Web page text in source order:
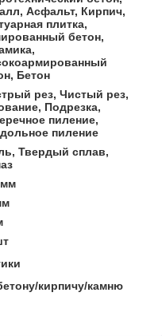
Асфальт, Кирпич,
плитка,
бетон,
Бетон
рез, Чистый рез,
Подрезка,
пиление,
пиление
Твердый сплав,
кирпичу/камню